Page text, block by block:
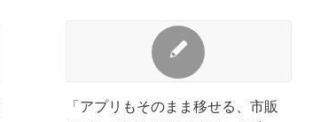
「アプリもそのまま移せる、市販